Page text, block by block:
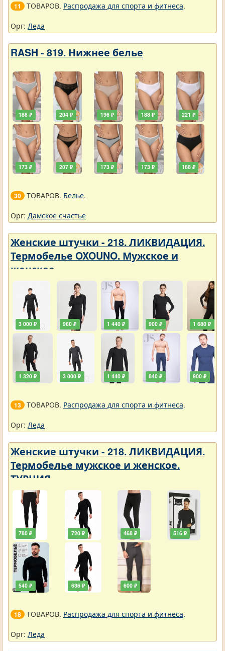
11 ТОВАРОВ. Распродажа для спорта и фитнеса.
Орг: Леда
RASH - 819. Нижнее белье
188 ₽
173 ₽
204 ₽
207 ₽
196 ₽
173 ₽
188 ₽
173 ₽
221 ₽
188 ₽
30 ТОВАРОВ. Белье.
Орг: Дамское счастье
Женские штучки - 218. ЛИКВИДАЦИЯ.
Термобелье OXOUNO. Мужское и
женское
3 000 ₽
1 320 ₽
960 ₽
3 000 ₽
1 440 ₽
1 440 ₽
900 ₽
840 ₽
1 680 ₽
900 ₽
13 ТОВАРОВ. Распродажа для спорта и фитнеса.
Орг: Леда
Женские штучки - 218. ЛИКВИДАЦИЯ.
Термобелье мужское и женское.
ТУРЦИЯ
780 ₽
540 ₽
720 ₽
636 ₽
468 ₽
600 ₽
516 ₽
18 ТОВАРОВ. Распродажа для спорта и фитнеса.
Орг: Леда